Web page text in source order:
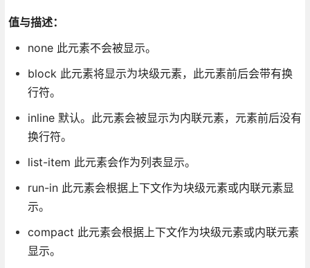
值与描述：
none 此元素不会被显示。
block 此元素将显示为块级元素，此元素前后会带有换
行符。
inline 默认。此元素会被显示为内联元素，元素前后没有
换行符。
list-item 此元素会作为列表显示。
run-in 此元素会根据上下文作为块级元素或内联元素显
示。
compact 此元素会根据上下文作为块级元素或内联元素
显示。